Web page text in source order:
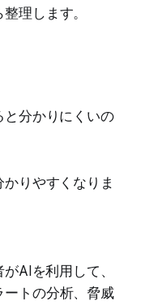
理します。
分かりにくいの
りやすくなりま
AIを利用して、
トの分析、脅威